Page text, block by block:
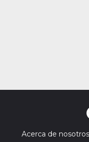
Acerca de nosotros